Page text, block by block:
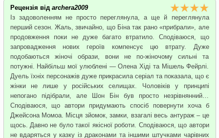
Рецензія від archera2009
Із задоволенням не просто переглянула, а ще й переглянула
перший сезон. Жаль, звичайно, що Біна так рано «прибрали», але
продовження поки не дуже багато втратило. Сподіваюся, що
запровадження нових героїв компенсує цю втрату. Дуже
подобаються жіночі образи, вони не по-жіночому сильні та
потужні. Найбільш мої улюблені — Олена Хіді та Мішель Фейрлі.
Дуель їхніх персонажів дуже прикрасила серіал та показала, що є
жінки не лише у російських селищах. Чоловіків у принципі
непогано підібрали, але Шон Бін був просто незрівнянний…
Сподіваюся, що автори придумають спосіб повернути хоча б
Джейсона Момоа. Місця зйомок, замки, взагалі весь антураж – це
щось. Давно не було такої якісної роботи. Сподіваюся, що автори
не вдаряться у казку із драконами та іншими штучками чарівних